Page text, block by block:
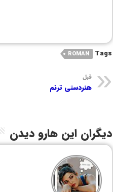
Tags
ROMAN
قبل
هنردستی ترنم
دیگران این هارو دیدن